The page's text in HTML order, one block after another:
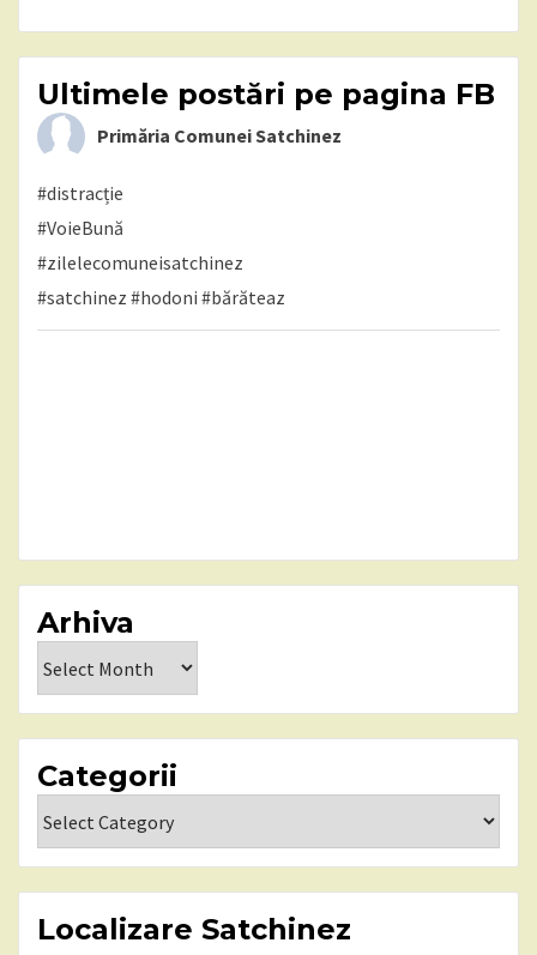
Ultimele postări pe pagina FB
Primăria Comunei Satchinez
#distracție
#VoieBună
#zilelecomuneisatchinez
#satchinez #hodoni #bărăteaz
Arhiva
Categorii
Localizare Satchinez